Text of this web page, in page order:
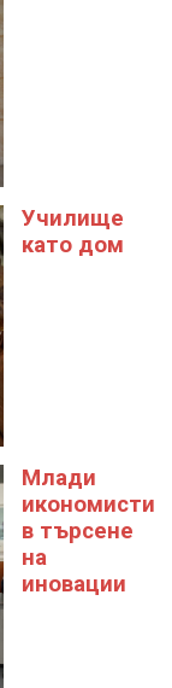
Училище
като дом
Млади
икономисти
в търсене
на
иновации